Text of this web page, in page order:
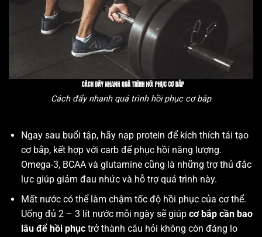
Cách đẩy nhanh quá trình hồi phục cơ bắp
Ngay sau buổi tập, hãy nạp protein để kích thích tái tạo
cơ bắp, kết hợp với carb để phục hồi năng lượng.
Omega-3, BCAA và glutamine cũng là những trợ thủ đắc
lực giúp giảm đau nhức và hỗ trợ quá trình này.
Mất nước có thể làm chậm tốc độ hồi phục của cơ thể.
Uống đủ 2 – 3 lít nước mỗi ngày sẽ giúp cơ bắp cần bao
lâu để hồi phụctrở thành câu hỏi không còn đáng lo